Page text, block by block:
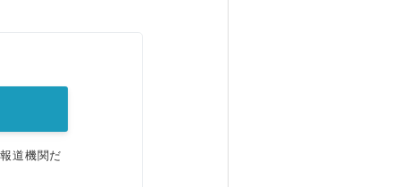
道機関だ